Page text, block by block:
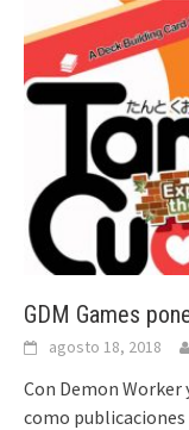
GDM Games
agosto 18, 2018
Con Demon
como publicaciones